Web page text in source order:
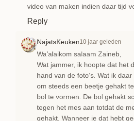
video van maken indien daar tijd
Reply
NajatsKeuken10 jaar geleden
Wa’alaikom salaam Zaineb,
Wat jammer, ik hoopte dat het
hand van de foto’s. Wat ik
om steeds een beetje gehakt
bol te vormen. De bol gehakt
tegen het mes aan totdat de
gehakt. Wanneer je dat hebt